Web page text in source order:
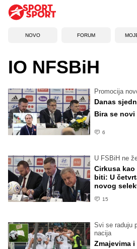
NOVO FORUM
IO NFSBiH
Promocija
Danas
Bira se
6
U FSBiH ne
Cirkusa
biti: U
novog
15
Svi se raduju
nacija
Zmajevima